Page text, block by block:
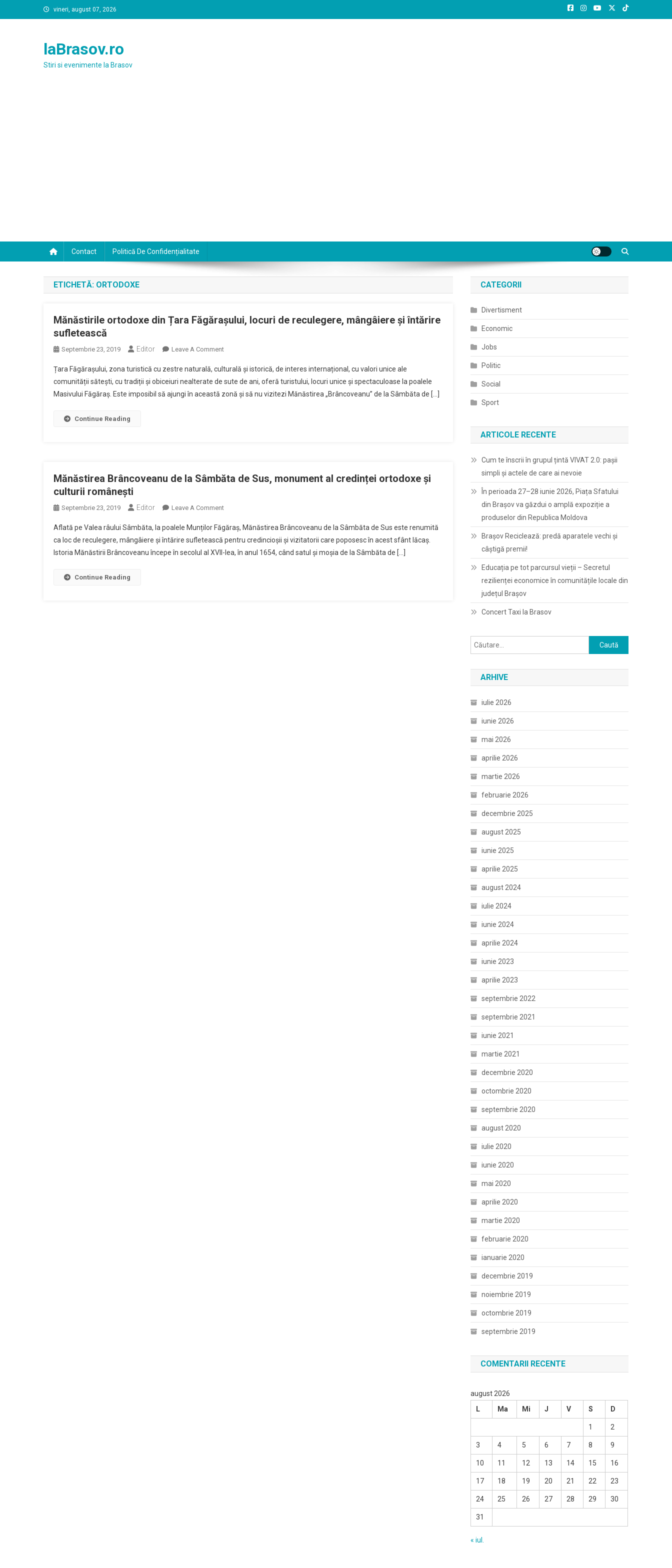
to
vineri, august 07, 2026
laBrasov.ro
Stiri si evenimente la Brasov
Contact Politică De Confidențialitate
ETICHETĂ: ORTODOXE
Mănăstirile ortodoxe din Țara Făgărașului, locuri de reculegere, mângâiere și întărire
sufletească
Septembrie 23, 2019 Editor Leave A CommentOn
Ortodoxe
Din
Țara
Întărire
Țara Făgărașului, zona turistică cu zestre naturală, culturală și istorică, de interes internațional, cu valori unice ale
comunității sătești, cu tradiții și obiceiuri nealterate de sute de ani, oferă turistului, locuri unice și spectaculoase la poalele
Masivului Făgăraș. Este imposibil să ajungi în această zonă și să nu vizitezi Mănăstirea „Brâncoveanu” de la Sâmbăta de […]
Continue Reading
Mănăstirea Brâncoveanu de la Sâmbăta de Sus, monument al credinței ortodoxe și
culturii românești
Septembrie 23, 2019 Editor Leave A CommentOn
Brâncoveanu
De
La
Aflată pe Valea râului Sâmbăta, la poalele Munților Făgăraș, Mănăstirea Brâncoveanu de la Sâmbăta de Sus este renumită
ca loc de reculegere, mângâiere și întărire sufletească pentru credincioșii și vizitatorii care poposesc în acest sfânt lăcaș.
Istoria Mănăstirii Brâncoveanu începe în secolul al XVII-lea, în anul 1654, când satul și moșia de la Sâmbăta de […]
Continue Reading
CATEGORII
Divertisment
Economic
Jobs
Politic
Social
Sport
ARTICOLE RECENTE
Cum te înscrii în grupul țintă VIVAT 2.0: pașii
simpli și actele de care ai nevoie
În perioada 27–28 iunie 2026, Piața Sfatului
din Brașov va găzdui o amplă expoziție a
produselor din Republica Moldova
Brașov Reciclează: predă aparatele vechi și
câștigă premii!
Educația pe tot parcursul vieții – Secretul
rezilienței economice în comunitățile locale din
județul Brașov
Concert Taxi la Brasov
Caută
după:
ARHIVE
iulie 2026
iunie 2026
mai 2026
aprilie 2026
martie 2026
februarie 2026
decembrie 2025
august 2025
iunie 2025
aprilie 2025
august 2024
iulie 2024
iunie 2024
aprilie 2024
iunie 2023
aprilie 2023
septembrie 2022
septembrie 2021
iunie 2021
martie 2021
decembrie 2020
octombrie 2020
septembrie 2020
august 2020
iulie 2020
iunie 2020
mai 2020
aprilie 2020
martie 2020
februarie 2020
ianuarie 2020
decembrie 2019
noiembrie 2019
octombrie 2019
septembrie 2019
COMENTARII RECENTE
august 2026
L
Ma Mi J V S D
1 2
3 4 5 6 7 8 9
10 11 12 13 14 15 16
17 18 19 20 21 22 23
24 25 26 27 28 29 30
31
« iul.